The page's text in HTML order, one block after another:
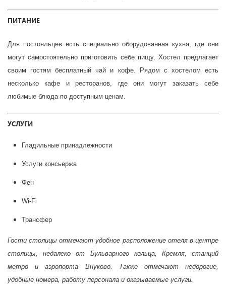
ПИТАНИЕ
Для постояльцев есть специально оборудованная кухня, где они
могут самостоятельно приготовить себе пищу. Хостел предлагает
своим гостям бесплатный чай и кофе. Рядом с хостелом есть
несколько кафе и ресторанов, где они могут заказать себе
любимые блюда по доступным ценам.
УСЛУГИ
Гладильные принадлежности
Услуги консьержа
Фен
Wi-Fi
Трансфер
Гости столицы отмечают удобное расположение отеля в центре
столицы, недалеко от Бульварного кольца, Кремля, станций
метро и аэропорта Внуково. Также отмечают недорогие,
удобные номера, работу персонала и оказываемые услуги.